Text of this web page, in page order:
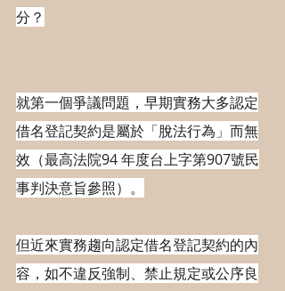
分？
就第一個爭議問題，早期實務大多認定
借名登記契約是屬於「脫法行為」而無
效（最高法院94 年度台上字第907號民
事判決意旨參照）。
但近來實務趨向認定借名登記契約的內
容，如不違反強制、禁止規定或公序良